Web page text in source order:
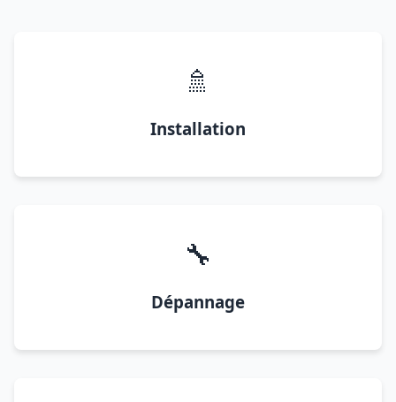
🚿
Installation
🔧
Dépannage